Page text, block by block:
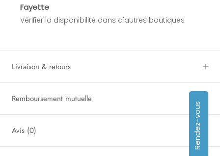
Rendez-vous
Fayette
Vérifier la disponibilité dans d'autres boutiques
Livraison & retours
Remboursement mutuelle
Avis (0)